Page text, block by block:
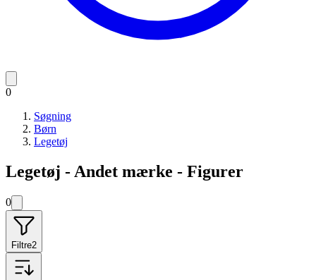
0
Søgning
Børn
Legetøj
Legetøj - Andet mærke - Figurer
0
Filtre2